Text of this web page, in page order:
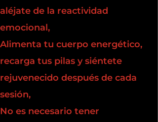
aléjate de la reactividad
emocional,
Alimenta tu cuerpo energético,
recarga tus pilas y siéntete
rejuvenecido después de cada
sesión,
No es necesario tener